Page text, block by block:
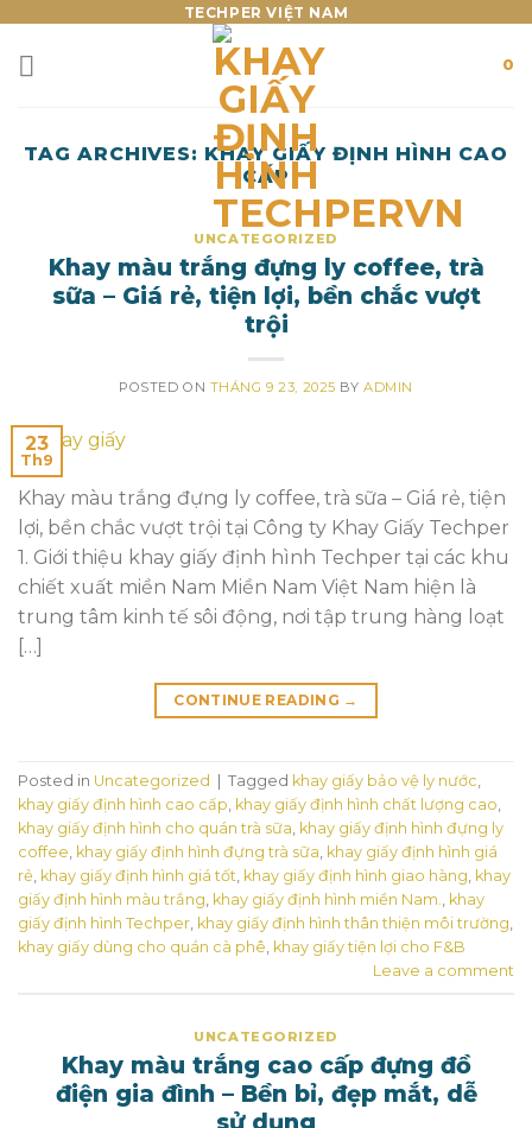
content
TECHPER VIỆT NAM
0
TAG ARCHIVES: KHAY GIẤY ĐỊNH HÌNH CAO
CẤP
UNCATEGORIZED
Khay màu trắng đựng ly coffee, trà
sữa – Giá rẻ, tiện lợi, bền chắc vượt
trội
POSTED ON THÁNG 9 23, 2025 BY ADMIN
23
Th9
Khay màu trắng đựng ly coffee, trà sữa – Giá rẻ, tiện
lợi, bền chắc vượt trội tại Công ty Khay Giấy Techper
1. Giới thiệu khay giấy định hình Techper tại các khu
chiết xuất miền Nam Miền Nam Việt Nam hiện là
trung tâm kinh tế sôi động, nơi tập trung hàng loạt
[…]
CONTINUE READING →
Posted in Uncategorized Tagged khay giấy bảo vệ ly nước,
khay giấy định hình cao cấp, khay giấy định hình chất lượng cao,
khay giấy định hình cho quán trà sữa, khay giấy định hình đựng ly
coffee, khay giấy định hình đựng trà sữa, khay giấy định hình giá
rẻ, khay giấy định hình giá tốt, khay giấy định hình giao hàng, khay
giấy định hình màu trắng, khay giấy định hình miền Nam., khay
giấy định hình Techper, khay giấy định hình thân thiện môi trường,
khay giấy dùng cho quán cà phê, khay giấy tiện lợi cho F&B
Leave a comment
UNCATEGORIZED
Khay màu trắng cao cấp đựng đồ
điện gia đình – Bền bỉ, đẹp mắt, dễ
sử dụng